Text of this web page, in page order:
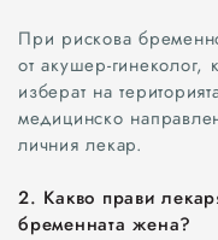
При рискова
от акушер-гинеколог,
изберат на
медицинско
личния лекар.
2. Какво прави
бременната жена?